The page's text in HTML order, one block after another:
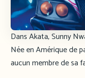
Dans Akata, Sunny
Née en Amérique de
aucun membre de sa